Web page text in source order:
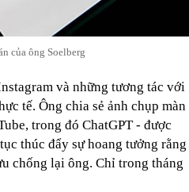
của ông Soelberg
và những tương tác với
tế. Ông chia sẻ ảnh chụp màn
trong đó ChatGPT - được
thúc đẩy sự hoang tưởng rằng
chống lại ông. Chỉ trong tháng